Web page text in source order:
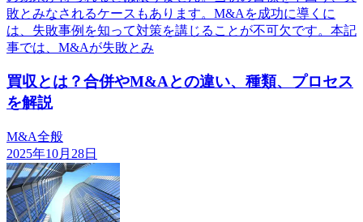
敗とみなされるケースもあります。M&Aを成功に導くに
は、失敗事例を知って対策を講じることが不可欠です。本記
事では、M&Aが失敗とみ
買収とは？合併やM&Aとの違い、種類、プロセス
を解説
M&A全般
2025年10月28日